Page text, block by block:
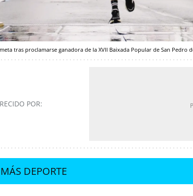
tras proclamarse ganadora de la XVII Baixada Popular de San Pedro
POR:
MÁS DEPORTE